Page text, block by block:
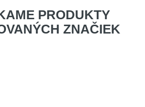
PRODUKTY
ZNAČIEK